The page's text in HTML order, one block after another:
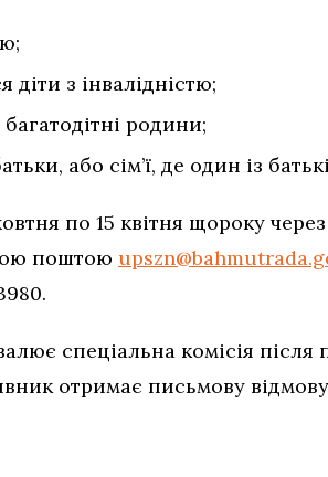
діти з інвалідністю;
родини;
або сім’ї, де один із
по 15 квітня щороку
поштою
спеціальна комісія
отримає письмову